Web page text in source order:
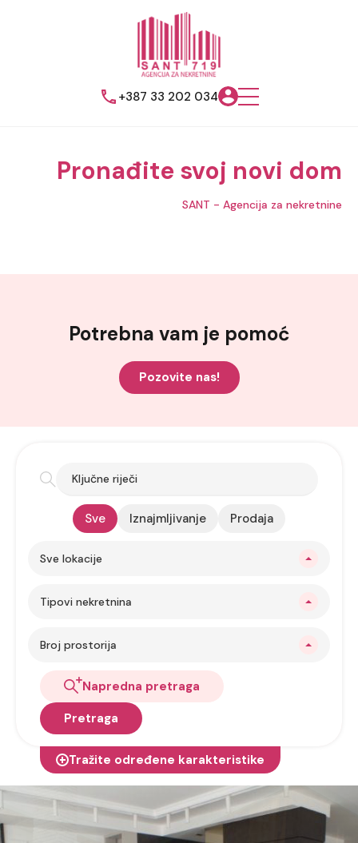
+387 33 202 034
Pronađite svoj novi dom
SANT - Agencija za nekretnine
Potrebna vam je pomoć
Pozovite nas!
Sve Iznajmljivanje Prodaja
Sve lokacije
Tipovi nekretnina
Broj prostorija
Napredna pretraga
Pretraga
Tražite određene karakteristike